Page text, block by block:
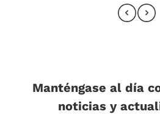
Manténgase al día
noticias y